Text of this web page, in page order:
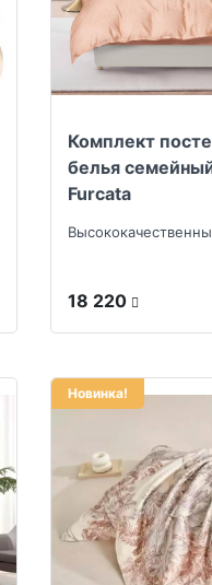
Комплект
белья
Furcata
18 220
Новинка!